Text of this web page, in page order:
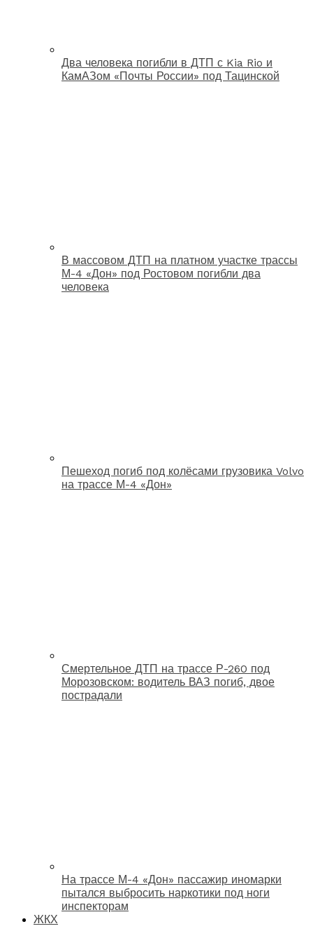
Два человека погибли в ДТП с Kia Rio и
КамАЗом «Почты России» под Тацинской
В массовом ДТП на платном участке трассы
М-4 «Дон» под Ростовом погибли два
человека
Пешеход погиб под колёсами грузовика Volvo
на трассе М-4 «Дон»
Смертельное ДТП на трассе Р-260 под
Морозовском: водитель ВАЗ погиб, двое
пострадали
На трассе М-4 «Дон» пассажир иномарки
пытался выбросить наркотики под ноги
инспекторам
ЖКХ